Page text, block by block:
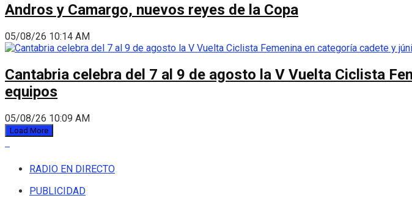
Andros y Camargo, nuevos reyes de la Copa
05/08/26 10:14 AM
Cantabria celebra del 7 al 9 de agosto la V Vuelta Ciclista
equipos
05/08/26 10:09 AM
Load More
RADIO EN DIRECTO
PUBLICIDAD